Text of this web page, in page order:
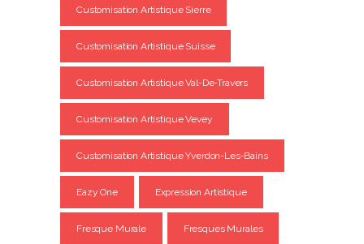
Customisation Artistique Sierre
Customisation Artistique Suisse
Customisation Artistique Val-De-Travers
Customisation Artistique Vevey
Customisation Artistique Yverdon-Les-Bains
Eazy One Expression Artistique
Fresque Murale Fresques Murales